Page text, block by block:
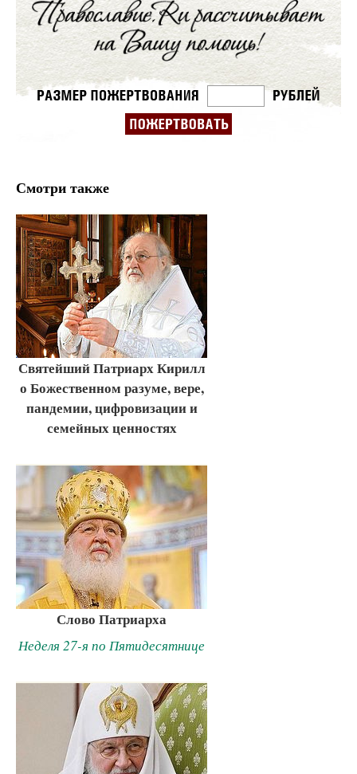
Смотри также
Святейший Патриарх Кирилл
о Божественном разуме, вере,
пандемии, цифровизации и
семейных ценностях
Слово Патриарха
Неделя 27-я по Пятидесятнице